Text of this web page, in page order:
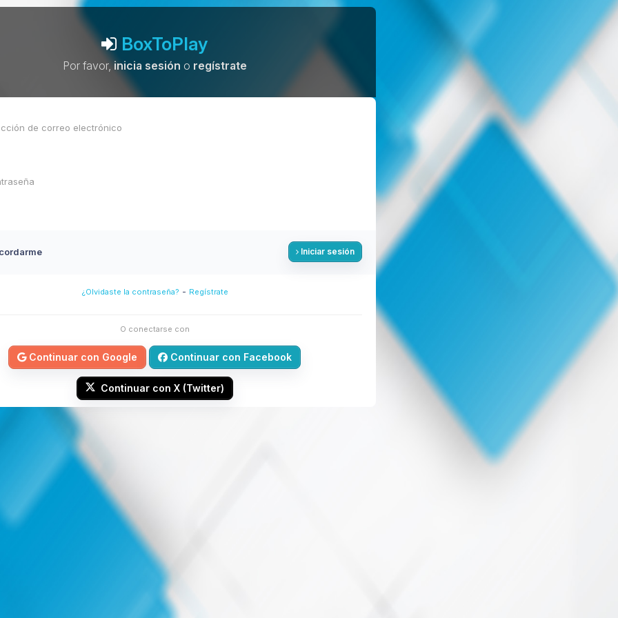
BoxToPlay
Por favor,inicia sesión o regístrate
Iniciar sesión
¿Olvidaste la contraseña? - Regístrate
O conectarse con
Continuar con Google Continuar con Facebook
Continuar con X (Twitter)